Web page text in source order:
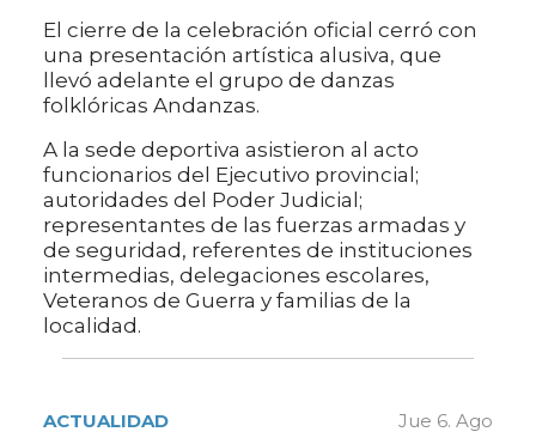
El cierre de la celebración oficial cerró con
una presentación artística alusiva, que
llevó adelante el grupo de danzas
folklóricas Andanzas.
A la sede deportiva asistieron al acto
funcionarios del Ejecutivo provincial;
autoridades del Poder Judicial;
representantes de las fuerzas armadas y
de seguridad, referentes de instituciones
intermedias, delegaciones escolares,
Veteranos de Guerra y familias de la
localidad.
ACTUALIDAD Jue 6. Ago